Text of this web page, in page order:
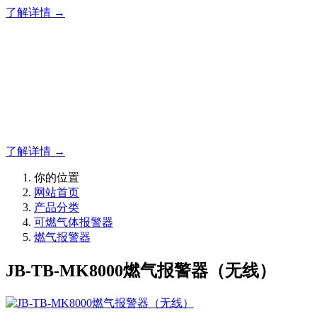
了解详情 →
了解详情 →
你的位置
网站首页
产品分类
可燃气体报警器
燃气报警器
JB-TB-MK8000燃气报警器（无线）